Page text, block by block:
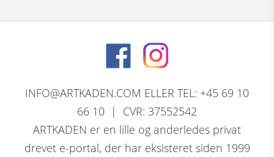
Bag menuen ”Figurer” gemmer der sig et stort udvalg af
modeller. Vi har bronzefigurer, dyrefigurer, figurer i resin, Thai figurer,
Tranepar i bronze og retro træfigurer.
David Marshall, den skotsk / spanske skulptørs komplette program af
INFO@ARTKADEN.COM ELLER TEL: +45 69 10
66 10 | CVR: 37552542
ARTKADEN er en lille og anderledes privat
drevet e-portal, der har eksisteret siden 1999